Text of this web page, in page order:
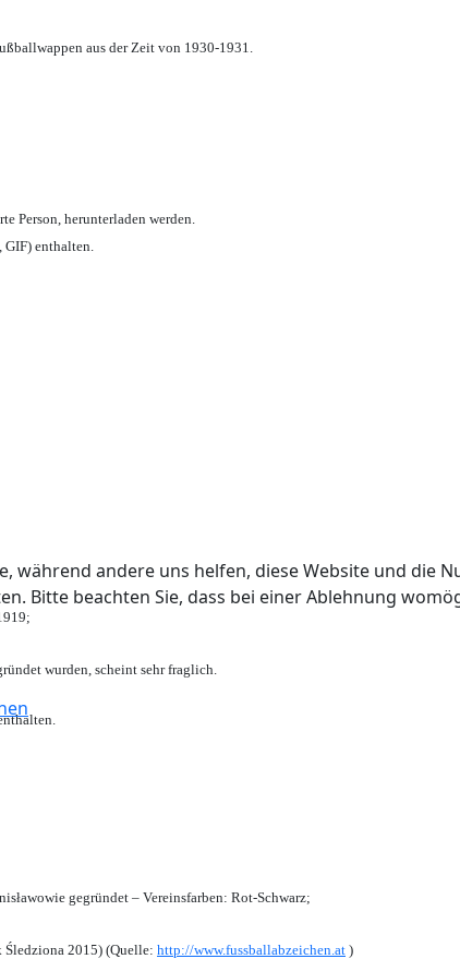
während andere uns helfen, diese Website und die
Bitte beachten Sie, dass bei einer Ablehnung
aus der Zeit von 1930-1931.
Person, herunterladen werden.
GIF) enthalten.
;
wurden, scheint sehr fraglich.
gegründet – Vereinsfarben: Rot-Schwarz;
2015) (Quelle: http://www.fussballabzeichen.at )